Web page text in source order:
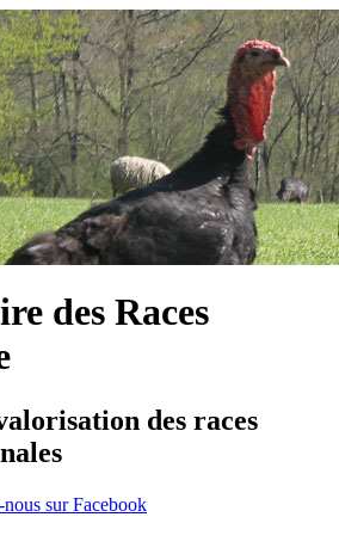
des Races
des races
nous sur Facebook